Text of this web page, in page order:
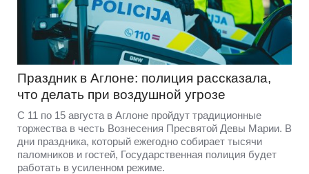
Праздник в Аглоне: полиция рассказала,
что делать при воздушной угрозе
С 11 по 15 августа в Аглоне пройдут традиционные
торжества в честь Вознесения Пресвятой Девы Марии. В
дни праздника, который ежегодно собирает тысячи
паломников и гостей, Государственная полиция будет
работать в усиленном режиме.